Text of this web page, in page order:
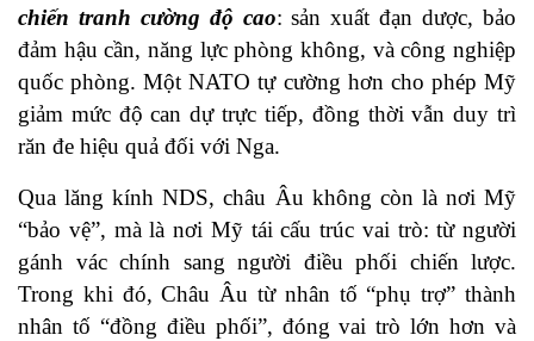
chiến tranh cường độ cao: sản xuất đạn dược, bảo
đảm hậu cần, năng lực phòng không, và công nghiệp
quốc phòng. Một NATO tự cường hơn cho phép Mỹ
giảm mức độ can dự trực tiếp, đồng thời vẫn duy trì
răn đe hiệu quả đối với Nga.
Qua lăng kính NDS, châu Âu không còn là nơi Mỹ
“bảo vệ”, mà là nơi Mỹ tái cấu trúc vai trò: từ người
gánh vác chính sang người điều phối chiến lược.
Trong khi đó, Châu Âu từ nhân tố “phụ trợ” thành
nhân tố “đồng điều phối”, đóng vai trò lớn hơn và